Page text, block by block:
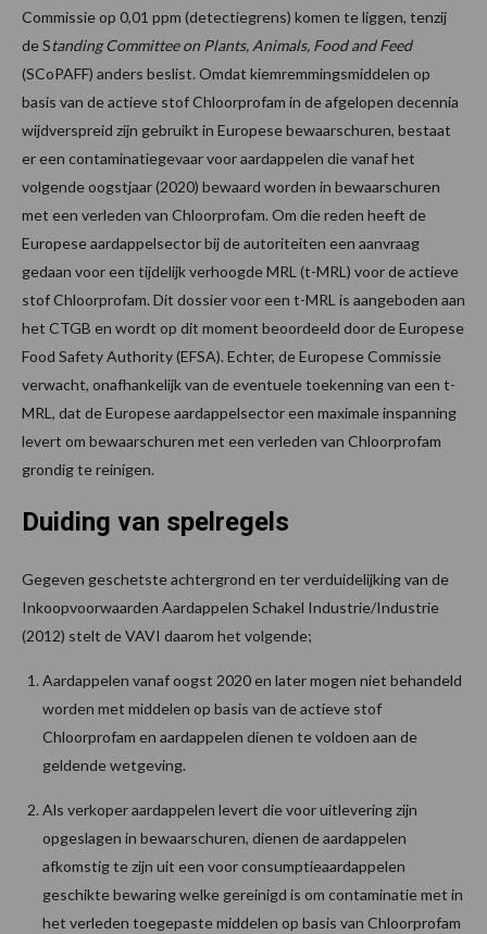
Commissie op 0,01 ppm (detectiegrens) komen te liggen, tenzij
de Standing Committee on Plants, Animals, Food and Feed
(SCoPAFF) anders beslist. Omdat kiemremmingsmiddelen op
basis van de actieve stof Chloorprofam in de afgelopen decennia
wijdverspreid zijn gebruikt in Europese bewaarschuren, bestaat
er een contaminatiegevaar voor aardappelen die vanaf het
volgende oogstjaar (2020) bewaard worden in bewaarschuren
met een verleden van Chloorprofam. Om die reden heeft de
Europese aardappelsector bij de autoriteiten een aanvraag
gedaan voor een tijdelijk verhoogde MRL (t-MRL) voor de actieve
stof Chloorprofam. Dit dossier voor een t-MRL is aangeboden aan
het CTGB en wordt op dit moment beoordeeld door de Europese
Food Safety Authority (EFSA). Echter, de Europese Commissie
verwacht, onafhankelijk van de eventuele toekenning van een t-
MRL, dat de Europese aardappelsector een maximale inspanning
levert om bewaarschuren met een verleden van Chloorprofam
grondig te reinigen.
Duiding van spelregels
Gegeven geschetste achtergrond en ter verduidelijking van de
Inkoopvoorwaarden Aardappelen Schakel Industrie/Industrie
(2012) stelt de VAVI daarom het volgende;
Aardappelen vanaf oogst 2020 en later mogen niet behandeld
worden met middelen op basis van de actieve stof
Chloorprofam en aardappelen dienen te voldoen aan de
geldende wetgeving.
Als verkoper aardappelen levert die voor uitlevering zijn
opgeslagen in bewaarschuren, dienen de aardappelen
afkomstig te zijn uit een voor consumptieaardappelen
geschikte bewaring welke gereinigd is om contaminatie met in
het verleden toegepaste middelen op basis van Chloorprofam